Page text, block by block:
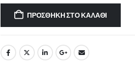
ΠΡΟΣΘΉΚΗ ΣΤΟ ΚΑΛΆΘΙ